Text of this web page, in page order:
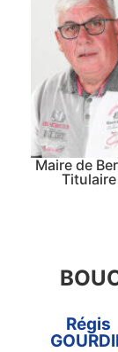
Maire de
Titulaire
Régis